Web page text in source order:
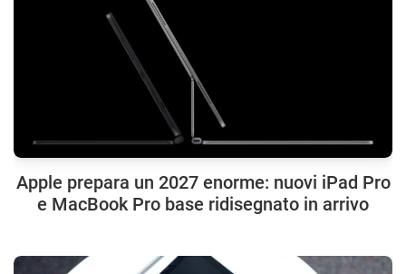
Apple prepara un 2027 enorme: nuovi iPad Pro
e MacBook Pro base ridisegnato in arrivo